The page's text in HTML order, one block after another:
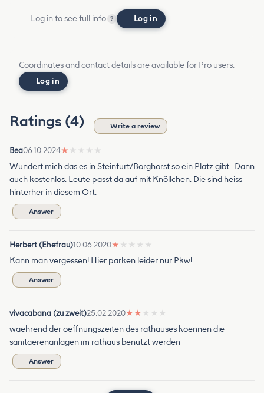
Log in to see full info ? Log in
Coordinates and contact details are available for Pro users.
Log in
Ratings (4) Write a review
Bea06.10.2024★ ★ ★ ★ ★
Wundert mich das es in Steinfurt/Borghorst so ein Platz gibt . Dann
auch kostenlos. Leute passt da auf mit Knöllchen. Die sind heiss
hinterher in diesem Ort.
Answer
Herbert (Ehefrau)10.06.2020★ ★ ★ ★ ★
Kann man vergessen! Hier parken leider nur Pkw!
Answer
vivacabana (zu zweit)25.02.2020★ ★ ★ ★ ★
waehrend der oeffnungszeiten des rathauses koennen die
sanitaerenanlagen im rathaus benutzt werden
Answer